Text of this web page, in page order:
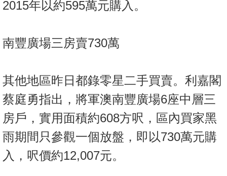
2015年以約595萬元購入。
南豐廣場三房賣730萬
其他地區昨日都錄零星二手買賣。利嘉閣
蔡庭勇指出，將軍澳南豐廣場6座中層三
房戶，實用面積約608方呎，區內買家黑
雨期間只參觀一個放盤，即以730萬元購
入，呎價約12,007元。